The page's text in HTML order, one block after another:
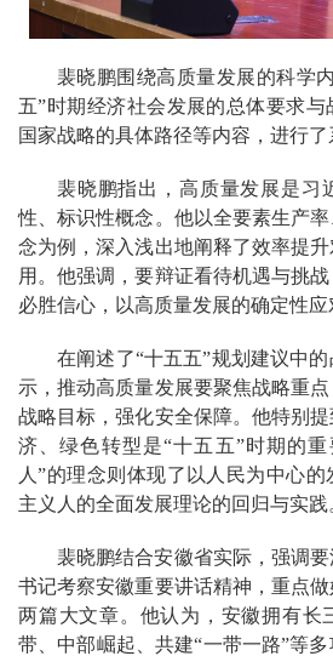
裴晓鹏围绕高质量发展的科学
五”时期经济社会发展的总体要求
国家战略的具体路径等内容，进行了
裴晓鹏指出，高质量发展是习
性、标识性概念。他以全要素生产
念为例，深入浅出地阐释了效率提
用。他强调，要辩证看待机遇与挑
必胜信心，以高质量发展的确定性应
在阐述了“十五五”规划建议中
示，推动高质量发展要聚焦战略重
战略目标，强化安全保障。他特别
济、绿色转型是“十五五”时期的
人”的理念则体现了以人民为中心
主义人的全面发展理论的回归与实践
裴晓鹏结合安徽省实际，强调
书记考察安徽重要讲话精神，重点
两篇大文章。他认为，安徽拥有长
带、中部崛起、共建“一带一路”等多